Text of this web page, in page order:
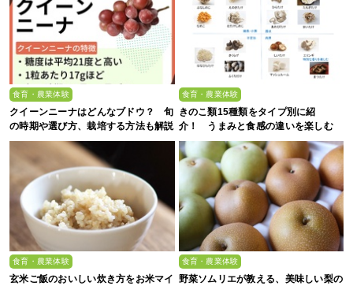
食育・農業体験
クイーンニーナはどんなブドウ？ 旬
の時期や選び方、栽培する方法も解説
食育・農業体験
きのこ類15種類をタイプ別に紹
介！ うまみと食感の違いを楽しむ
食育・農業体験
玄米ご飯のおいしい炊き方をお米マイ
食育・農業体験
野菜ソムリエが教える、美味しい梨の